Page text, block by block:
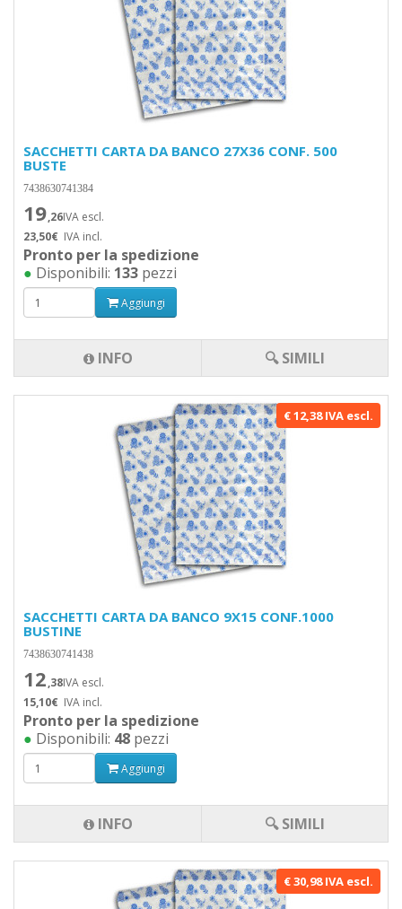
SACCHETTI CARTA DA BANCO 27X36 CONF. 500
BUSTE
7438630741384
19,26IVA escl.
23,50€ IVA incl.
Pronto per la spedizione
● Disponibili: 133 pezzi
Aggiungi
INFO 🔍 SIMILI
€ 12,38 IVA escl.
SACCHETTI CARTA DA BANCO 9X15 CONF.1000
BUSTINE
7438630741438
12,38IVA escl.
15,10€ IVA incl.
Pronto per la spedizione
● Disponibili: 48 pezzi
Aggiungi
INFO 🔍 SIMILI
€ 30,98 IVA escl.